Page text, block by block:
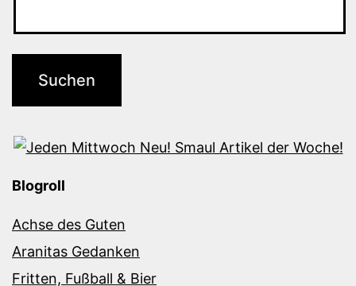
Blogroll
Achse des Guten
Aranitas Gedanken
Fritten, Fußball & Bier